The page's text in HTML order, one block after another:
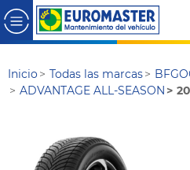
Inicio Todas las marcas
ADVANTAGE ALL-SEASON